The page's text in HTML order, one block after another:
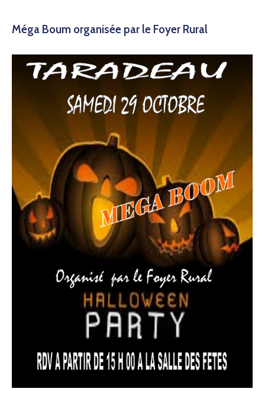
Méga Boum organisée par le Foyer Rural